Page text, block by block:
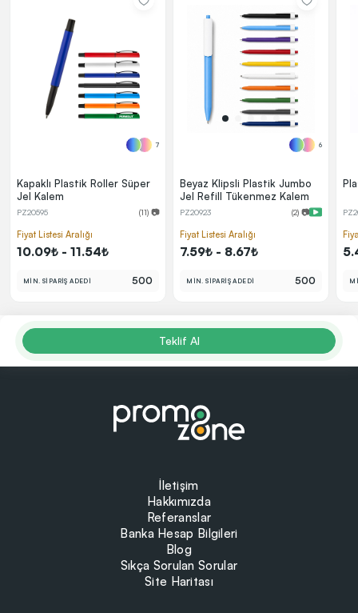
7
Kapaklı Plastik Roller Süper
Jel Kalem
PZ20595 (11) 📷
Fiyat Listesi Aralığı
10.09₺ - 11.54₺
MİN. SİPARİŞ ADEDİ 500
6
Beyaz Klipsli Plastik Jumbo
Jel Refill Tükenmez Kalem
PZ20923 (2) 📷
Fiyat Listesi Aralığı
7.59₺ - 8.67₺
MİN. SİPARİŞ ADEDİ 500
Teklif Al
İletişim
Hakkımızda
Referanslar
Banka Hesap Bilgileri
Blog
Sıkça Sorulan Sorular
Site Haritası